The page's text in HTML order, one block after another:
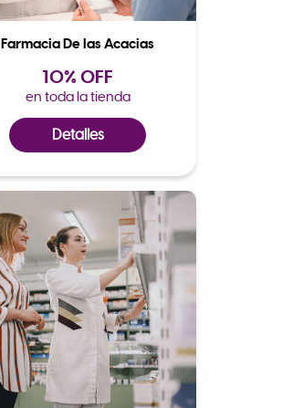
Farmacia De las Acacias
10% OFF
en toda la tienda
Detalles